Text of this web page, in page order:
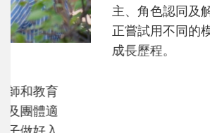
主、角色認同及解決問題的能
正嘗試用不同的模樣，參與孩